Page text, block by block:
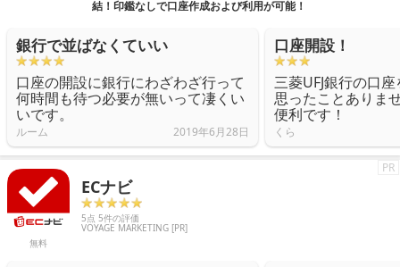
結！印鑑なしで口座作成および利用が可能！
銀行で並ばなくていい
口座の開設に銀行にわざわざ行って
何時間も待つ必要が無いって凄くい
いです。
ルーム 2019年6月28日
口座開設！
三菱UFJ銀行の口
思ったことありま
便利です！
くら
無料
ECナビ
5点 5件の評価
VOYAGE MARKETING [PR]
PR